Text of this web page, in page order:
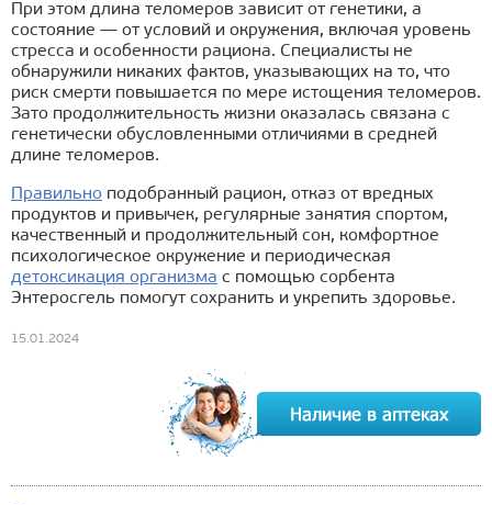
При этом длина теломеров зависит от генетики, а
состояние — от условий и окружения, включая уровень
стресса и особенности рациона. Специалисты не
обнаружили никаких фактов, указывающих на то, что
риск смерти повышается по мере истощения теломеров.
Зато продолжительность жизни оказалась связана с
генетически обусловленными отличиями в средней
длине теломеров.
Правильно подобранный рацион, отказ от вредных
продуктов и привычек, регулярные занятия спортом,
качественный и продолжительный сон, комфортное
психологическое окружение и периодическая
детоксикация организма с помощью сорбента
Энтеросгель помогут сохранить и укрепить здоровье.
15.01.2024